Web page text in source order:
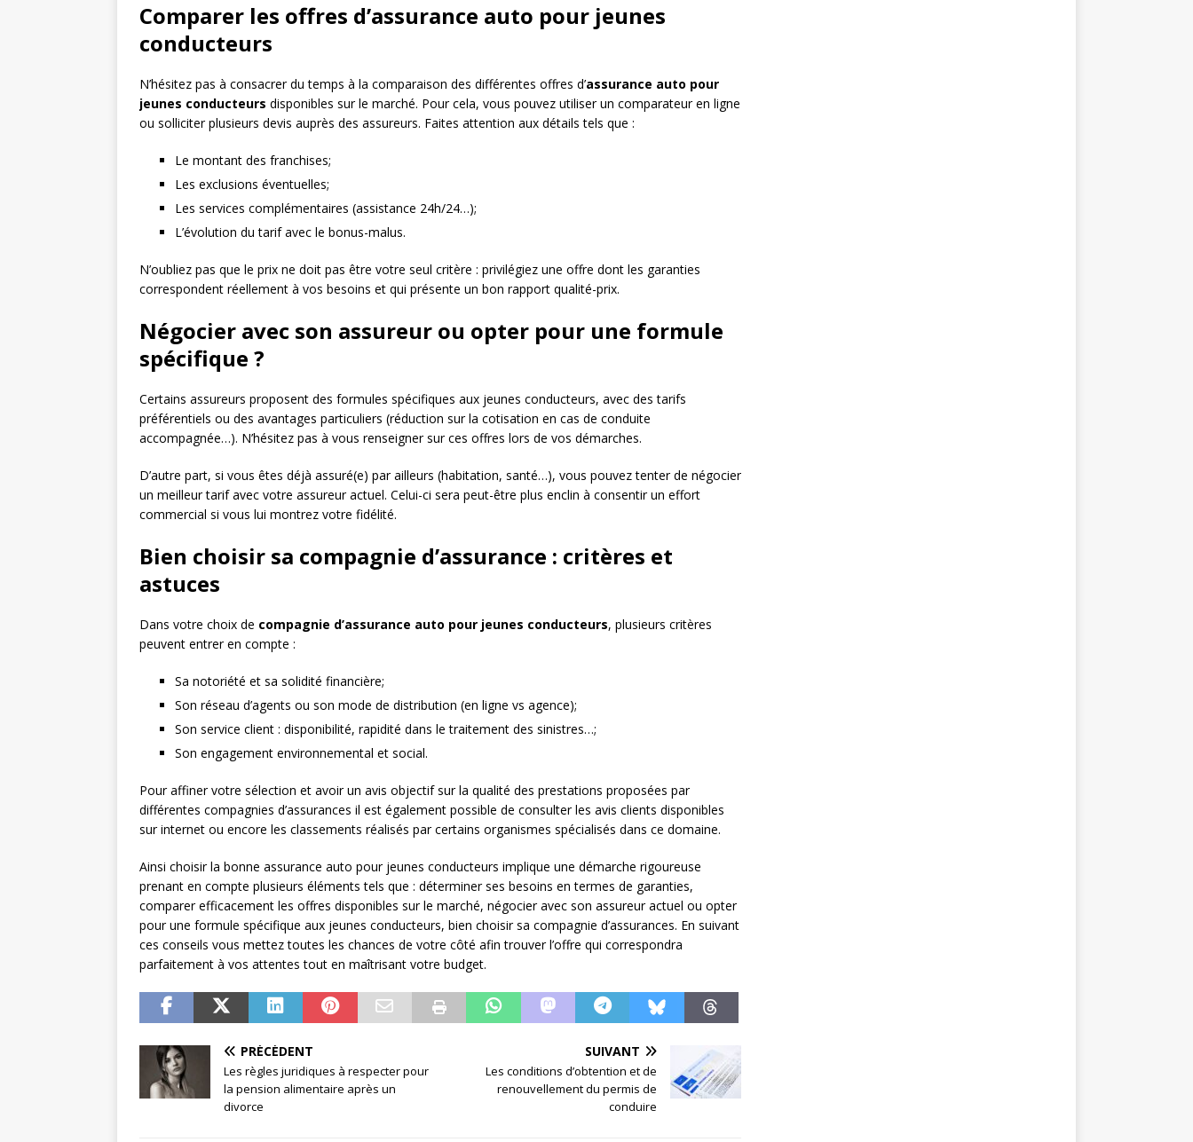
Comparer les offres d’assurance auto pour jeunes
conducteurs
N’hésitez pas à consacrer du temps à la comparaison des différentes offres d’assurance auto pour
jeunes conducteurs disponibles sur le marché. Pour cela, vous pouvez utiliser un comparateur en ligne
ou solliciter plusieurs devis auprès des assureurs. Faites attention aux détails tels que :
Le montant des franchises;
Les exclusions éventuelles;
Les services complémentaires (assistance 24h/24…);
L’évolution du tarif avec le bonus-malus.
N’oubliez pas que le prix ne doit pas être votre seul critère : privilégiez une offre dont les garanties
correspondent réellement à vos besoins et qui présente un bon rapport qualité-prix.
Négocier avec son assureur ou opter pour une formule
spécifique ?
Certains assureurs proposent des formules spécifiques aux jeunes conducteurs, avec des tarifs
préférentiels ou des avantages particuliers (réduction sur la cotisation en cas de conduite
accompagnée…). N’hésitez pas à vous renseigner sur ces offres lors de vos démarches.
D’autre part, si vous êtes déjà assuré(e) par ailleurs (habitation, santé…), vous pouvez tenter de négocier
un meilleur tarif avec votre assureur actuel. Celui-ci sera peut-être plus enclin à consentir un effort
commercial si vous lui montrez votre fidélité.
Bien choisir sa compagnie d’assurance : critères et
astuces
Dans votre choix de compagnie d’assurance auto pour jeunes conducteurs, plusieurs critères
peuvent entrer en compte :
Sa notoriété et sa solidité financière;
Son réseau d’agents ou son mode de distribution (en ligne vs agence);
Son service client : disponibilité, rapidité dans le traitement des sinistres…;
Son engagement environnemental et social.
Pour affiner votre sélection et avoir un avis objectif sur la qualité des prestations proposées par
différentes compagnies d’assurances il est également possible de consulter les avis clients disponibles
sur internet ou encore les classements réalisés par certains organismes spécialisés dans ce domaine.
Ainsi choisir la bonne assurance auto pour jeunes conducteurs implique une démarche rigoureuse
prenant en compte plusieurs éléments tels que : déterminer ses besoins en termes de garanties,
comparer efficacement les offres disponibles sur le marché, négocier avec son assureur actuel ou opter
pour une formule spécifique aux jeunes conducteurs, bien choisir sa compagnie d’assurances. En suivant
ces conseils vous mettez toutes les chances de votre côté afin trouver l’offre qui correspondra
parfaitement à vos attentes tout en maîtrisant votre budget.
PRÉCÉDENT
Les règles juridiques à respecter pour
la pension alimentaire après un
divorce
SUIVANT
Les conditions d’obtention et de
renouvellement du permis de
conduire